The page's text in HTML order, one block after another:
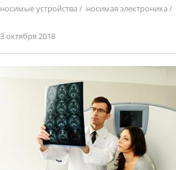
носимые устройства / носимая электроника /
3 октября 2018